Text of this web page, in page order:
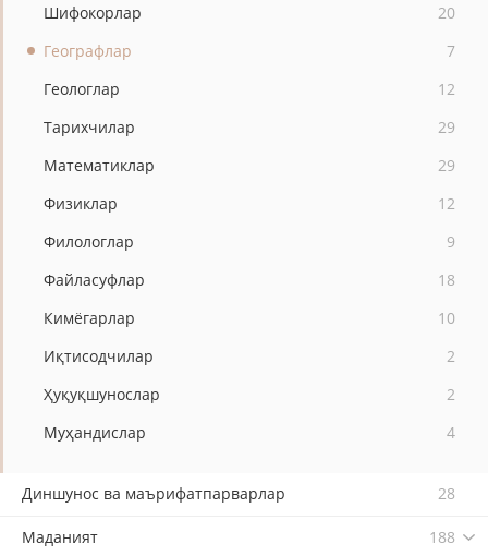
Шифокорлар
20
Географлар
7
Геологлар
12
Тарихчилар
29
Математиклар
29
Физиклар
12
Филологлар
9
Файласуфлар
18
Кимёгарлар
10
Иқтисодчилар
2
Ҳуқуқшунослар
2
Муҳандислар
4
Диншунос ва маърифатпарварлар 28
Маданият 188